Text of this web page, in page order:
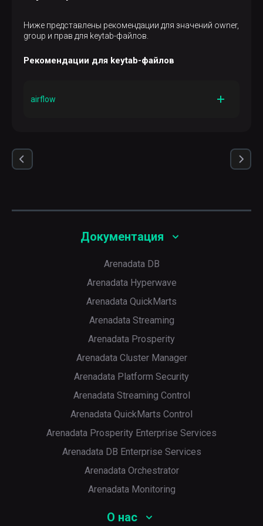
True
Ниже представлены рекомендации для значений owner,
group и прав для keytab-файлов.
Рекомендации для keytab-файлов
airflow
airflow
Документация
Arenadata DB
Arenadata Hyperwave
Arenadata QuickMarts
Arenadata Streaming
Arenadata Prosperity
Arenadata Cluster Manager
Arenadata Platform Security
Arenadata Streaming Control
Arenadata QuickMarts Control
Arenadata Prosperity Enterprise Services
Arenadata DB Enterprise Services
Arenadata Orchestrator
Arenadata Monitoring
О нас